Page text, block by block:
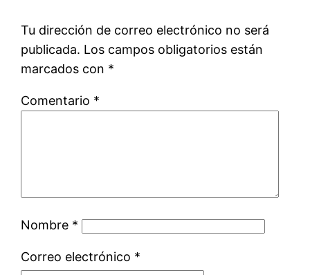
Tu dirección de correo electrónico no será
publicada. Los campos obligatorios están
marcados con *
Comentario *
Nombre *
Correo electrónico *